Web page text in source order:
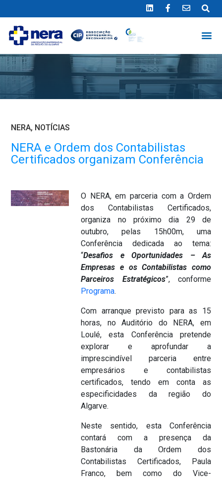
NERA, NOTÍCIAS
NERA e Ordem dos Contabilistas
Certificados organizam Conferência
O NERA, em parceria com a Ordem
dos Contabilistas Certificados,
organiza no próximo dia 29 de
outubro, pelas 15h00m, uma
Conferência dedicada ao tema:
“Desafios e Oportunidades – As
Empresas e os Contabilistas como
Parceiros Estratégicos”, conforme
Programa.
Com arranque previsto para as 15
horas, no Auditório do NERA, em
Loulé, esta Conferência pretende
explorar e aprofundar a
imprescindível parceria entre
empresários e contabilistas
certificados, tendo em conta as
especificidades da região do
Algarve.
Neste sentido, esta Conferência
contará com a presença da
Bastonária da Ordem dos
Contabilistas Certificados, Paula
Franco, bem como do Vice-